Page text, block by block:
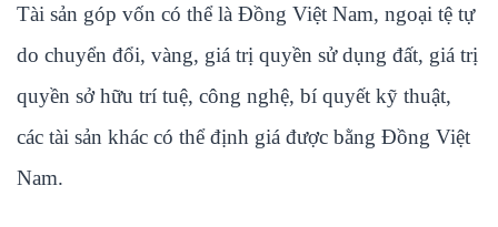
Tài sản góp vốn có thể là Đồng Việt Nam, ngoại tệ tự
do chuyển đổi, vàng, giá trị quyền sử dụng đất, giá trị
quyền sở hữu trí tuệ, công nghệ, bí quyết kỹ thuật,
các tài sản khác có thể định giá được bằng Đồng Việt
Nam.